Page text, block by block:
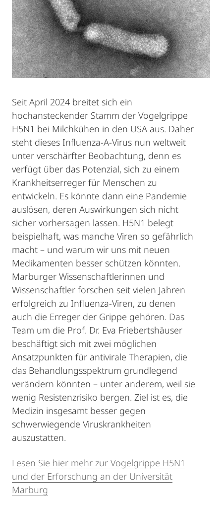
Seit April 2024 breitet sich ein
hochansteckender Stamm der Vogelgrippe
H5N1 bei Milchkühen in den USA aus. Daher
steht dieses Influenza-A-Virus nun weltweit
unter verschärfter Beobachtung, denn es
verfügt über das Potenzial, sich zu einem
Krankheitserreger für Menschen zu
entwickeln. Es könnte dann eine Pandemie
auslösen, deren Auswirkungen sich nicht
sicher vorhersagen lassen. H5N1 belegt
beispielhaft, was manche Viren so gefährlich
macht – und warum wir uns mit neuen
Medikamenten besser schützen könnten.
Marburger Wissenschaftlerinnen und
Wissenschaftler forschen seit vielen Jahren
erfolgreich zu Influenza-Viren, zu denen
auch die Erreger der Grippe gehören. Das
Team um die Prof. Dr. Eva Friebertshäuser
beschäftigt sich mit zwei möglichen
Ansatzpunkten für antivirale Therapien, die
das Behandlungsspektrum grundlegend
verändern könnten – unter anderem, weil sie
wenig Resistenzrisiko bergen. Ziel ist es, die
Medizin insgesamt besser gegen
schwerwiegende Viruskrankheiten
auszustatten.
Lesen Sie hier mehr zur Vogelgrippe H5N1
und der Erforschung an der Universität
Marburg